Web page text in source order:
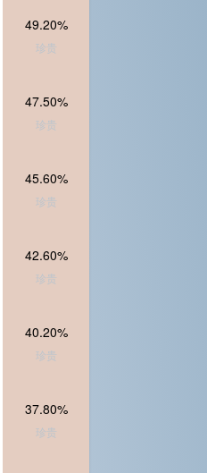
49.20%
珍贵
47.50%
珍贵
45.60%
珍贵
42.60%
珍贵
40.20%
珍贵
37.80%
珍贵